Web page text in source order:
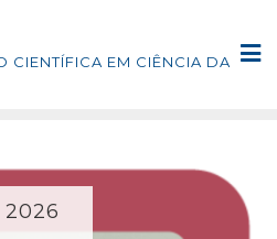
CIENTÍFICA EM CIÊNCIA DA
2026